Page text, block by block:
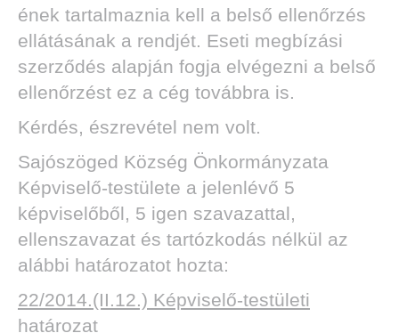
ének tartalmaznia kell a belső ellenőrzés
ellátásának a rendjét. Eseti megbízási
szerződés alapján fogja elvégezni a belső
ellenőrzést ez a cég továbbra is.
Kérdés, észrevétel nem volt.
Sajószöged Község Önkormányzata
Képviselő-testülete a jelenlévő 5
képviselőből, 5 igen szavazattal,
ellenszavazat és tartózkodás nélkül az
alábbi határozatot hozta:
22/2014.(II.12.) Képviselő-testületi
határozat